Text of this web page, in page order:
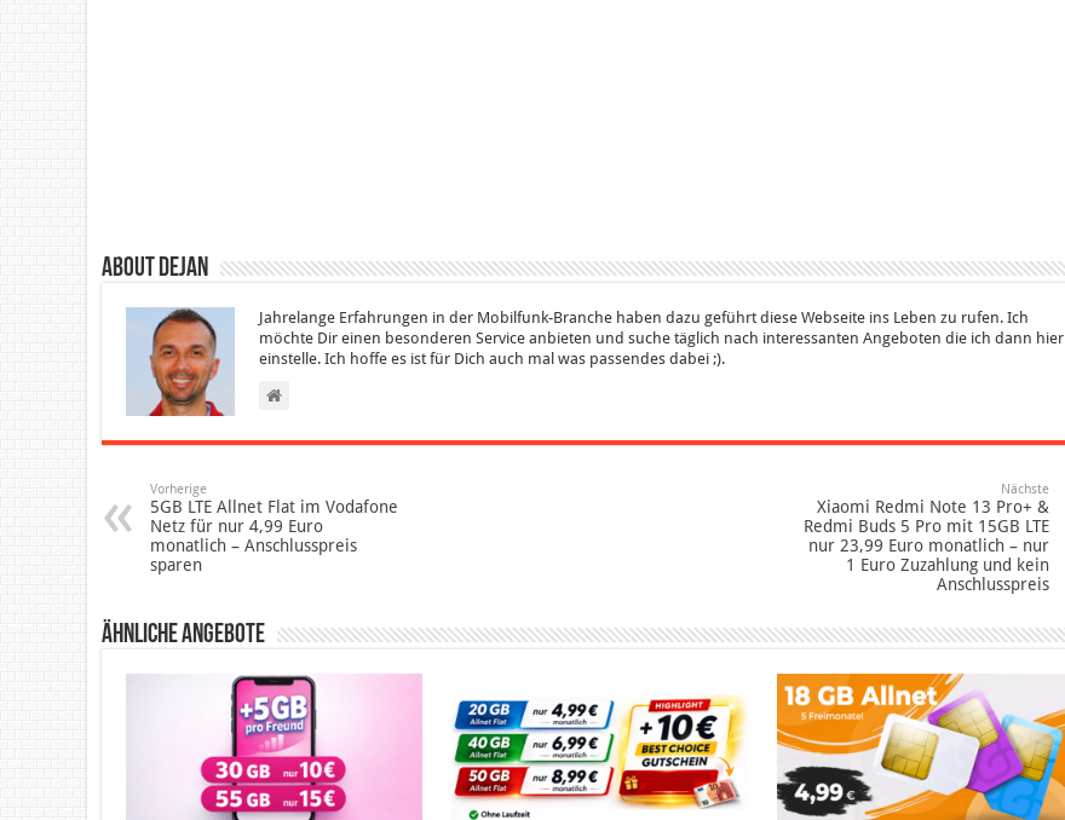
About Dejan
Jahrelange Erfahrungen in der Mobilfunk-Branche haben dazu geführt diese Webseite ins Leben zu rufen. Ich
möchte Dir einen besonderen Service anbieten und suche täglich nach interessanten Angeboten die ich dann hier
einstelle. Ich hoffe es ist für Dich auch mal was passendes dabei ;).
Vorherige
5GB LTE Allnet Flat im Vodafone
Netz für nur 4,99 Euro
monatlich – Anschlusspreis
sparen
Nächste
Xiaomi Redmi Note 13 Pro+ &
Redmi Buds 5 Pro mit 15GB LTE
nur 23,99 Euro monatlich – nur
1 Euro Zuzahlung und kein
Anschlusspreis
Ähnliche Angebote